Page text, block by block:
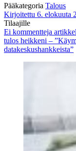
Pääkategoria Talous
Kirjoitettu 6. elokuuta
Tilaajille
Ei kommentteja
tulos heikkeni –
datakeskushankkeista”